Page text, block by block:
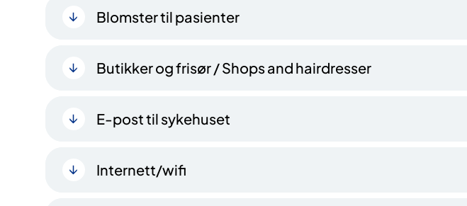
Blomster til pasienter
Butikker og frisør / Shops and hairdresser
E-post til sykehuset
Internett/wifi